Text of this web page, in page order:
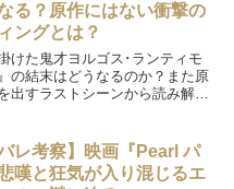
る？原作にはない衝撃の
ングとは？
けた鬼才ヨルゴス･ランティモ
の結末はどうなるのか？また原
出すラストシーンから読み解く
バレ考察】映画『Pearl パ
嘆と狂気が入り混じるエ